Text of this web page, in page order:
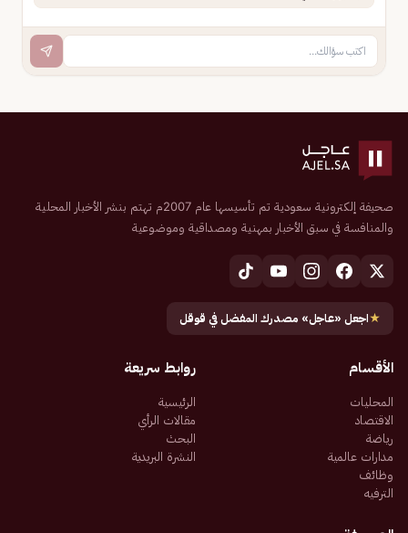
صحيفة إلكترونية سعودية تم تأسيسها عام 2007م تهتم بنشر الأخبار المحلية
والمنافسة في سبق الأخبار بمهنية ومصداقية وموضوعية
★اجعل «عاجل» مصدرك المفضل في قوقل
الأقسام
المحليات
الاقتصاد
رياضة
مدارات عالمية
وظائف
الترفيه
روابط سريعة
الرئيسية
مقالات الرأي
البحث
النشرة البريدية